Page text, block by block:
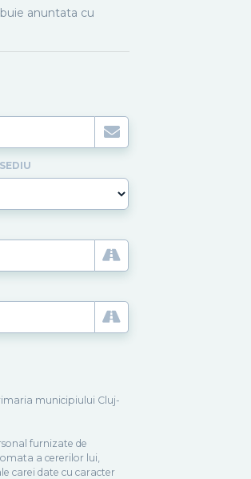
anuntata cu
municipiului Cluj-
furnizate de
a cererilor lui,
carei date cu caracter